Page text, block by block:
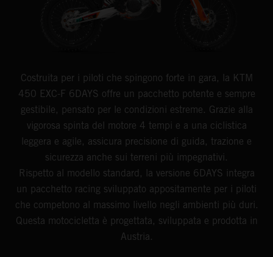
Costruita per i piloti che spingono forte in gara, la KTM
450 EXC-F 6DAYS offre un pacchetto potente e sempre
gestibile, pensato per le condizioni estreme. Grazie alla
vigorosa spinta del motore 4 tempi e a una ciclistica
leggera e agile, assicura precisione di guida, trazione e
sicurezza anche sui terreni più impegnativi.
Rispetto al modello standard, la versione 6DAYS integra
un pacchetto racing sviluppato appositamente per i piloti
che competono al massimo livello negli ambienti più duri.
Questa motocicletta è progettata, sviluppata e prodotta in
Austria.